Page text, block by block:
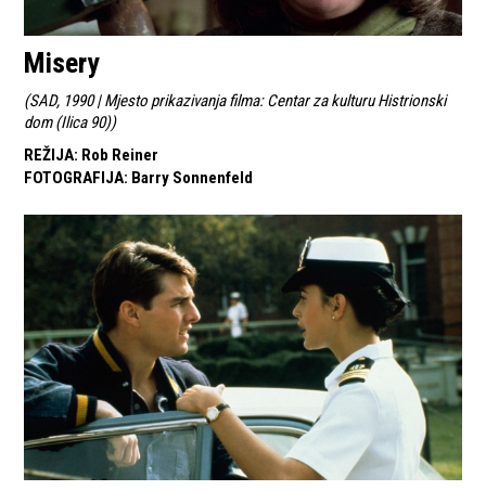
Misery
(SAD, 1990 | Mjesto prikazivanja filma: Centar za kulturu Histrionski
dom (Ilica 90))
REŽIJA: Rob Reiner
FOTOGRAFIJA: Barry Sonnenfeld